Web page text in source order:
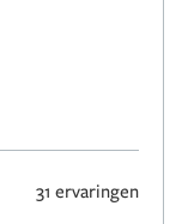
31 ervaringen